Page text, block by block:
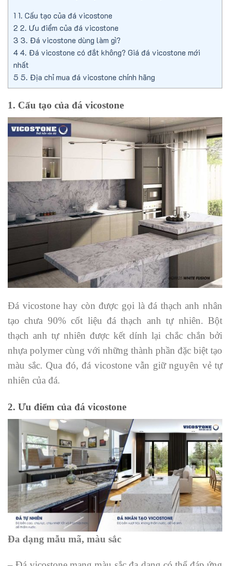
1 1. Cấu tạo của đá vicostone
2 2. Ưu điểm của đá vicostone
3 3. Đá vicostone dùng làm gì?
4 4. Đá vicostone có đắt không? Giá đá vicostone mới
nhất
5 5. Địa chỉ mua đá vicostone chính hãng
1. Cấu tạo của đá vicostone
Đá vicostone hay còn được gọi là đá thạch anh nhân
tạo chưa 90% cốt liệu đá thạch anh tự nhiên. Bột
thạch anh tự nhiên được kết dính lại chắc chắn bởi
nhựa polymer cùng với những thành phần đặc biệt tạo
màu sắc. Qua đó, đá vicostone vẫn giữ nguyên vẻ tự
nhiên của đá.
2. Ưu điểm của đá vicostone
Đa dạng mẫu mã, màu sắc